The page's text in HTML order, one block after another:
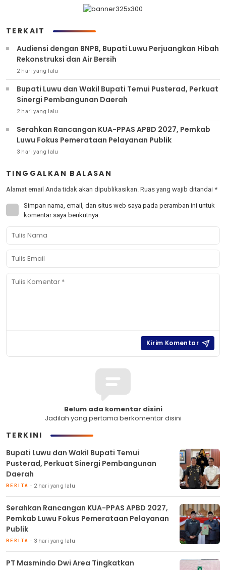
TERKAIT
Audiensi dengan BNPB, Bupati Luwu Perjuangkan Hibah
Rekonstruksi dan Air Bersih
2 hari yang lalu
Bupati Luwu dan Wakil Bupati Temui Pusterad, Perkuat
Sinergi Pembangunan Daerah
2 hari yang lalu
Serahkan Rancangan KUA-PPAS APBD 2027, Pemkab
Luwu Fokus Pemerataan Pelayanan Publik
3 hari yang lalu
TINGGALKAN BALASAN
Alamat email Anda tidak akan dipublikasikan. Ruas yang wajib ditandai *
Simpan nama, email, dan situs web saya pada peramban ini untuk
komentar saya berikutnya.
Belum ada komentar disini
Jadilah yang pertama berkomentar disini
TERKINI
Bupati Luwu dan Wakil Bupati Temui
Pusterad, Perkuat Sinergi Pembangunan
Daerah
BERITA 2 hari yang lalu
Serahkan Rancangan KUA-PPAS APBD 2027,
Pemkab Luwu Fokus Pemerataan Pelayanan
Publik
BERITA 3 hari yang lalu
PT Masmindo Dwi Area Tingkatkan